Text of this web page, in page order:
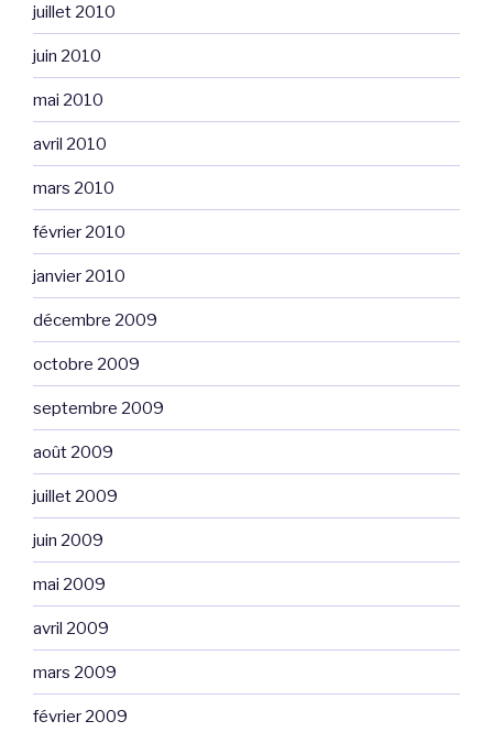
juillet 2010
juin 2010
mai 2010
avril 2010
mars 2010
février 2010
janvier 2010
décembre 2009
octobre 2009
septembre 2009
août 2009
juillet 2009
juin 2009
mai 2009
avril 2009
mars 2009
février 2009